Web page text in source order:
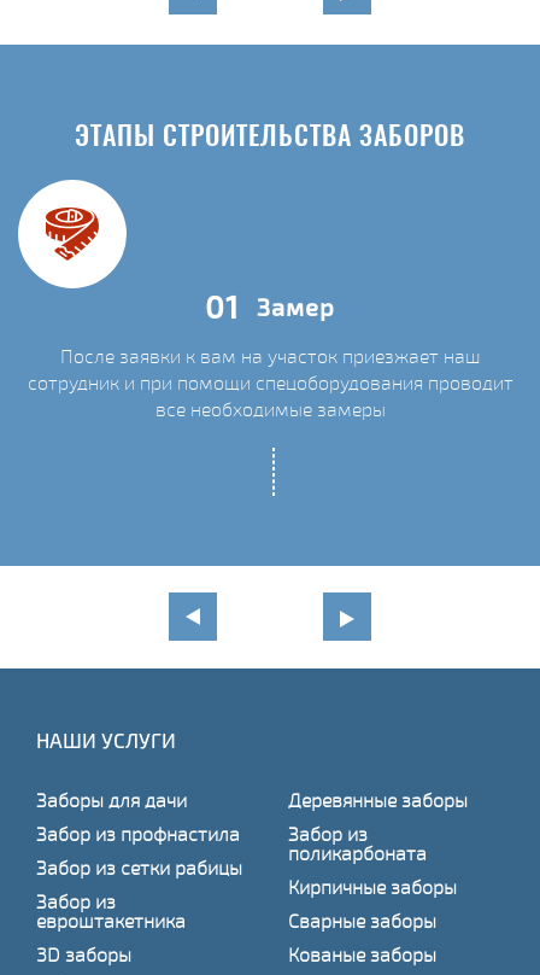
ЭТАПЫ СТРОИТЕЛЬСТВА ЗАБОРОВ
01 Замер
После заявки к вам на участок приезжает наш
сотрудник и при помощи спецоборудования проводит
все необходимые замеры
НАШИ УСЛУГИ
Заборы для дачи
Забор из профнастила
Забор из сетки рабицы
Забор из
евроштакетника
3D заборы
Деревянные заборы
Забор из
поликарбоната
Кирпичные заборы
Сварные заборы
Кованые заборы